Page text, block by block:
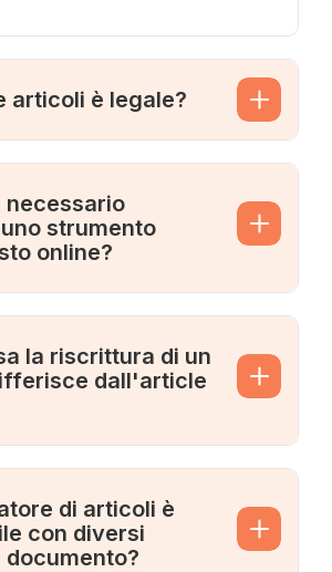
articoli è legale?
necessario
strumento
online?
la riscrittura di un
dall'article
di articoli è
con diversi